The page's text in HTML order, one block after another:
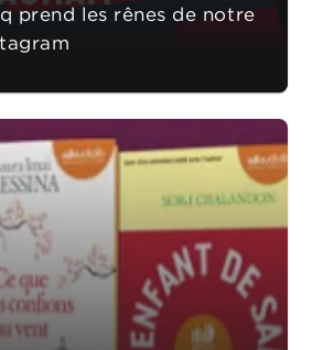
prend les rênes de notre